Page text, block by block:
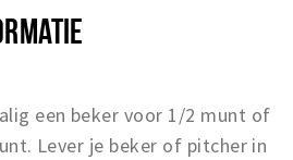
een beker voor 1/2 munt of
Lever je beker of pitcher in